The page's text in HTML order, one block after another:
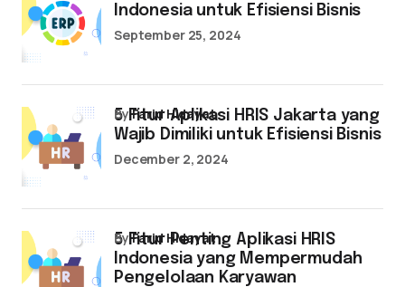
Indonesia untuk Efisiensi Bisnis
September 25, 2024
5 Fitur Aplikasi HRIS Jakarta yang
Wajib Dimiliki untuk Efisiensi Bisnis
byFarid Hidayat
December 2, 2024
5 Fitur Penting Aplikasi HRIS
Indonesia yang Mempermudah
Pengelolaan Karyawan
byFarid Hidayat